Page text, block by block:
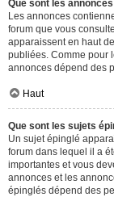
Que sont les
Les annonces
forum que vous
apparaissent en haut
publiées. Comme pour
annonces dépend des
Haut
Que sont les sujets
Un sujet épinglé
forum dans lequel il a
importantes et vous
annonces et les
épinglés dépend des